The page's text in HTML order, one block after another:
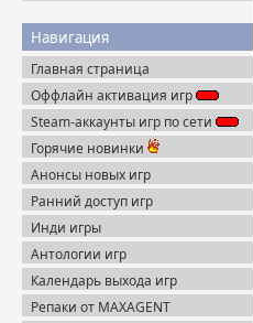
Навигация
Главная страница
Оффлайн активация игр
Steam-аккаунты игр по сети
Горячие новинки
Анонсы новых игр
Ранний доступ игр
Инди игры
Антологии игр
Календарь выхода игр
Репаки от MAXAGENT